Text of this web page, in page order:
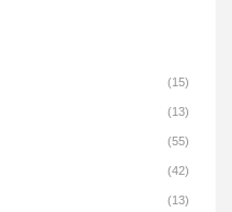
(15)
(13)
(55)
(42)
(13)